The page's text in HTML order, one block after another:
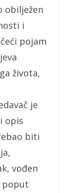
obilježen
i
pojam
života,
je
opis
biti
vođen
poput